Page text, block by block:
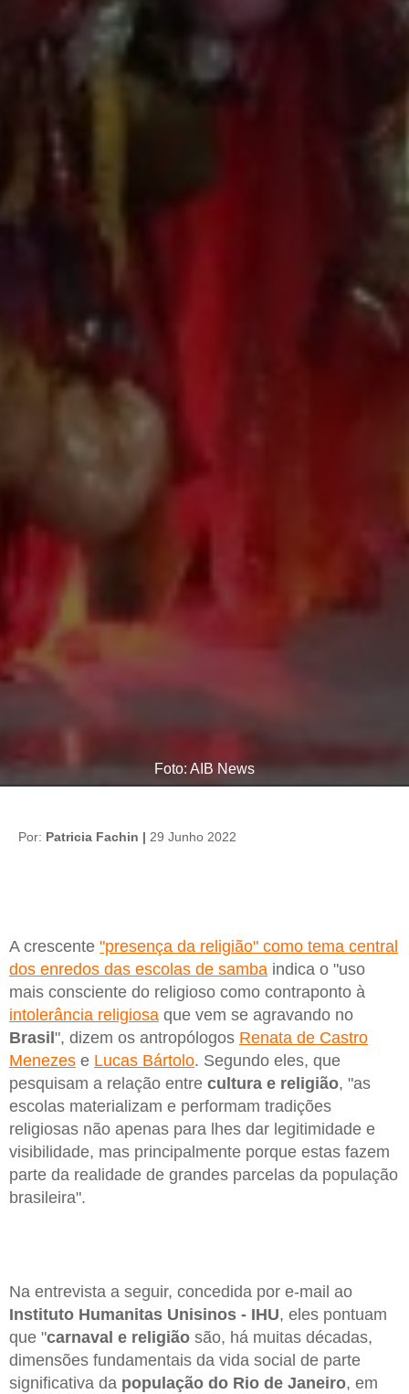
Foto: AIB News
Por: Patricia Fachin | 29 Junho 2022
A crescente "presença da religião" como tema central
dos enredos das escolas de samba indica o "uso
mais consciente do religioso como contraponto à
intolerância religiosa que vem se agravando no
Brasil", dizem os antropólogos Renata de Castro
Menezes e Lucas Bártolo. Segundo eles, que
pesquisam a relação entre cultura e religião, "as
escolas materializam e performam tradições
religiosas não apenas para lhes dar legitimidade e
visibilidade, mas principalmente porque estas fazem
parte da realidade de grandes parcelas da população
brasileira".
Na entrevista a seguir, concedida por e-mail ao
Instituto Humanitas Unisinos - IHU, eles pontuam
que "carnaval e religião são, há muitas décadas,
dimensões fundamentais da vida social de parte
significativa da população do Rio de Janeiro, em